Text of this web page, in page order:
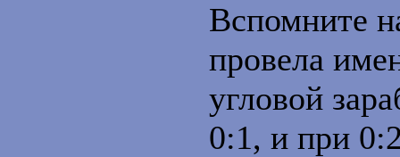
Вспомните
провела
угловой
0:1, и при